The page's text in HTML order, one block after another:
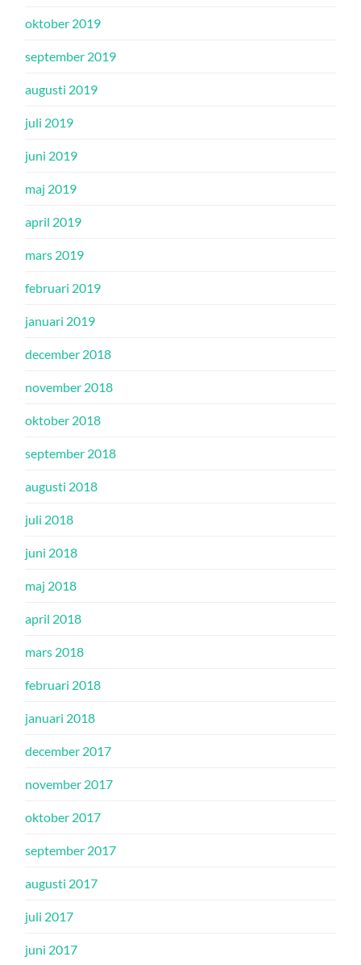
oktober 2019
september 2019
augusti 2019
juli 2019
juni 2019
maj 2019
april 2019
mars 2019
februari 2019
januari 2019
december 2018
november 2018
oktober 2018
september 2018
augusti 2018
juli 2018
juni 2018
maj 2018
april 2018
mars 2018
februari 2018
januari 2018
december 2017
november 2017
oktober 2017
september 2017
augusti 2017
juli 2017
juni 2017